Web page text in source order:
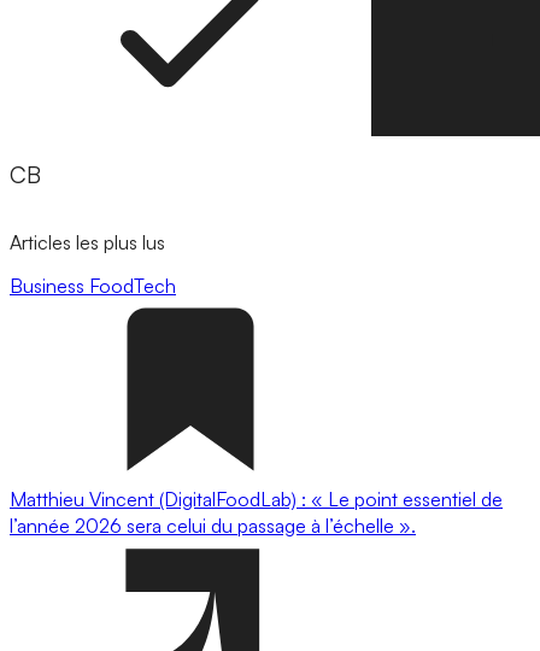
CB
Articles les plus lus
Business FoodTech
Matthieu Vincent (DigitalFoodLab) : « Le point essentiel de
l’année 2026 sera celui du passage à l’échelle ».